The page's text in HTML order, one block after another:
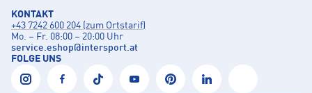
KONTAKT
+43 7242 600 204 (zum Ortstarif)
Mo. – Fr. 08:00 – 20:00 Uhr
service.eshop@intersport.at
FOLGE UNS